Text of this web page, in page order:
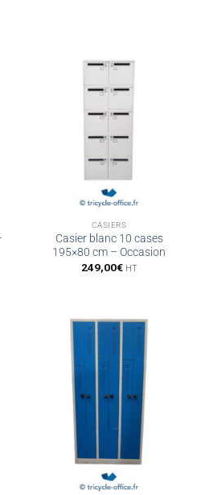
CASIERS
Casier blanc 10 cases
195×80 cm – Occasion
249,00€ HT